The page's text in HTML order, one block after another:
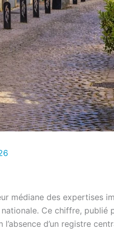
médiane des expertises
nationale. Ce chiffre, publié
d’un registre